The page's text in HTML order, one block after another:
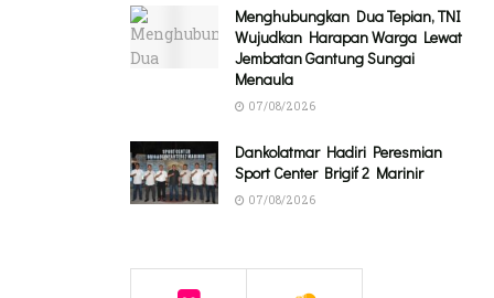
Menghubungkan Dua Tepian, TNI
Wujudkan Harapan Warga Lewat
Jembatan Gantung Sungai
Menaula
07/08/2026
Dankolatmar Hadiri Peresmian
Sport Center Brigif 2 Marinir
07/08/2026